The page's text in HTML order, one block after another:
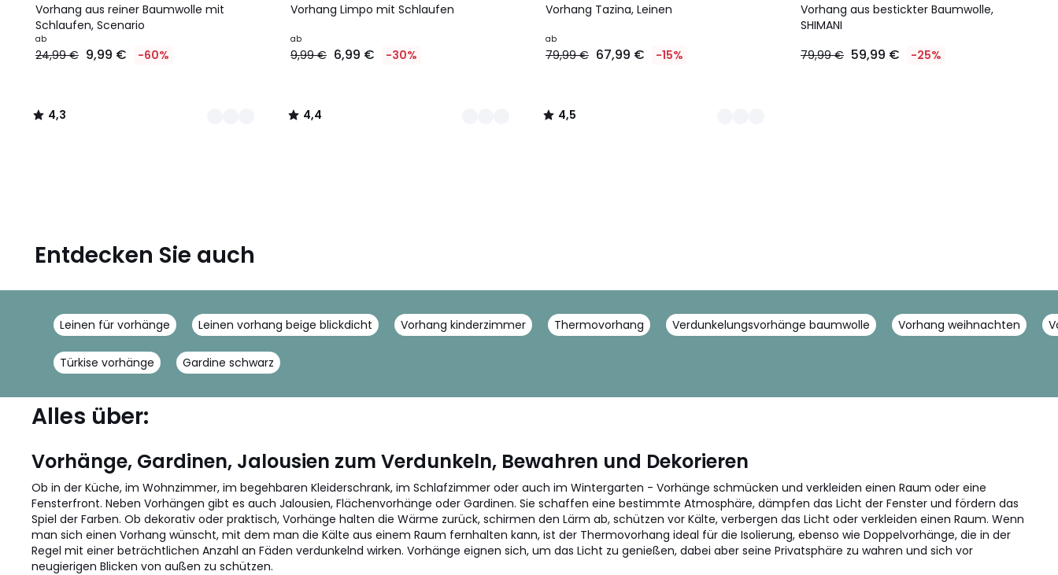
Vorhang aus reiner Baumwolle mit
Schlaufen, Scenario
Ab
9,99
€
ab
24,99 € 9,99 € -60%
/ 5
Farben
4,3
/
Vorhang Limpo mit Schlaufen
ab
9,99 € 6,99 € -30%
/ 5
Farben
4,4
/
Vorhang Tazina, Leinen
ab
79,99 € 67,99 € -15%
/ 5
Farben
4,5
/
Vorhang aus bestickter Baumwolle,
SHIMANI
79,99 € 59,99 € -25%
Entdecken Sie auch
Leinen für vorhänge Leinen vorhang beige blickdicht Vorhang kinderzimmer Thermovorhang Verdunkelungsvorhänge baumwolle Vorhang weihnachten
Türkise vorhänge Gardine schwarz
Alles über:
Vorhänge, Gardinen, Jalousien zum Verdunkeln, Bewahren und Dekorieren
Ob in der Küche, im Wohnzimmer, im begehbaren Kleiderschrank, im Schlafzimmer oder auch im Wintergarten - Vorhänge schmücken und verkleiden einen Raum oder eine
Fensterfront. Neben Vorhängen gibt es auch Jalousien, Flächenvorhänge oder Gardinen. Sie schaffen eine bestimmte Atmosphäre, dämpfen das Licht der Fenster und fördern das
Spiel der Farben. Ob dekorativ oder praktisch, Vorhänge halten die Wärme zurück, schirmen den Lärm ab, schützen vor Kälte, verbergen das Licht oder verkleiden einen Raum. Wenn
man sich einen Vorhang wünscht, mit dem man die Kälte aus einem Raum fernhalten kann, ist der Thermovorhang ideal für die Isolierung, ebenso wie Doppelvorhänge, die in der
Regel mit einer beträchtlichen Anzahl an Fäden verdunkelnd wirken. Vorhänge eignen sich, um das Licht zu genießen, dabei aber seine Privatsphäre zu wahren und sich vor
neugierigen Blicken von außen zu schützen.